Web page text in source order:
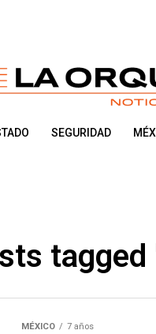
SEGURIDAD
tagged
MÉXICO 7 años